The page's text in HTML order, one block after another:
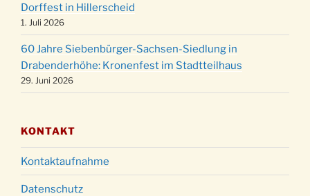
24.12.
Christmette mit der ev. Jugend in der Kirche
um 23:00 Uhr
31.12.
Gottesdienst zu Silvester in der Kirche um
18:00 Uhr
Dorffest in Hillerscheid
1. Juli 2026
60 Jahre Siebenbürger-Sachsen-Siedlung in
Drabenderhöhe: Kronenfest im Stadtteilhaus
29. Juni 2026
KONTAKT
Kontaktaufnahme
Datenschutz